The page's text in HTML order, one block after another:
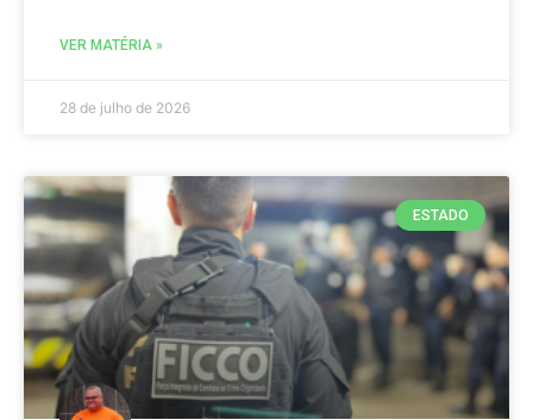
VER MATÉRIA »
28 de julho de 2026
ESTADO